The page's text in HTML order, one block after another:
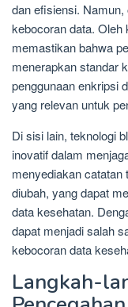
dan efisiensi.
kebocoran data. Oleh
memastikan bahwa
menerapkan standar
penggunaan enkripsi
yang relevan untuk
Di sisi lain, teknologi
inovatif dalam
menyediakan catatan
diubah, yang dapat
data kesehatan.
dapat menjadi salah
kebocoran data
Langkah-